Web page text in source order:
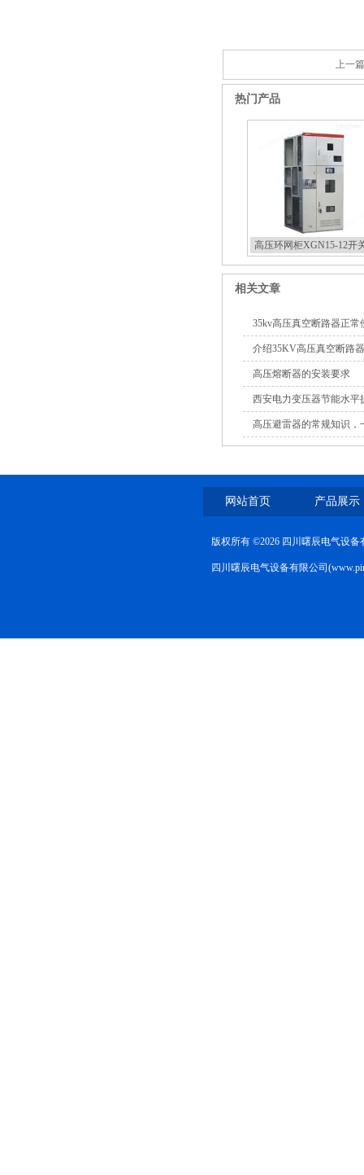
上一
热门产品
高压环网柜XGN15-12开
相关文章
35kv高压真空断路器正常
介绍35KV高压真空断路
高压熔断器的安装要求
西安电力变压器节能水平
高压避雷器的常规知识，
网站首页 产品展示
版权所有 ©2026 四川曙辰电气设
四川曙辰电气设备有限公司